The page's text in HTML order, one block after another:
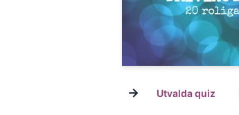
→ Utvalda quiz